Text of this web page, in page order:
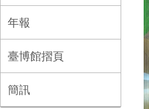
年報
臺博館摺頁
簡訊